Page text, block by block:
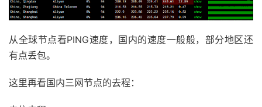
从全球节点看PING速度，国内的速度一般般，部分地区还
有点丢包。
这里再看国内三网节点的去程：